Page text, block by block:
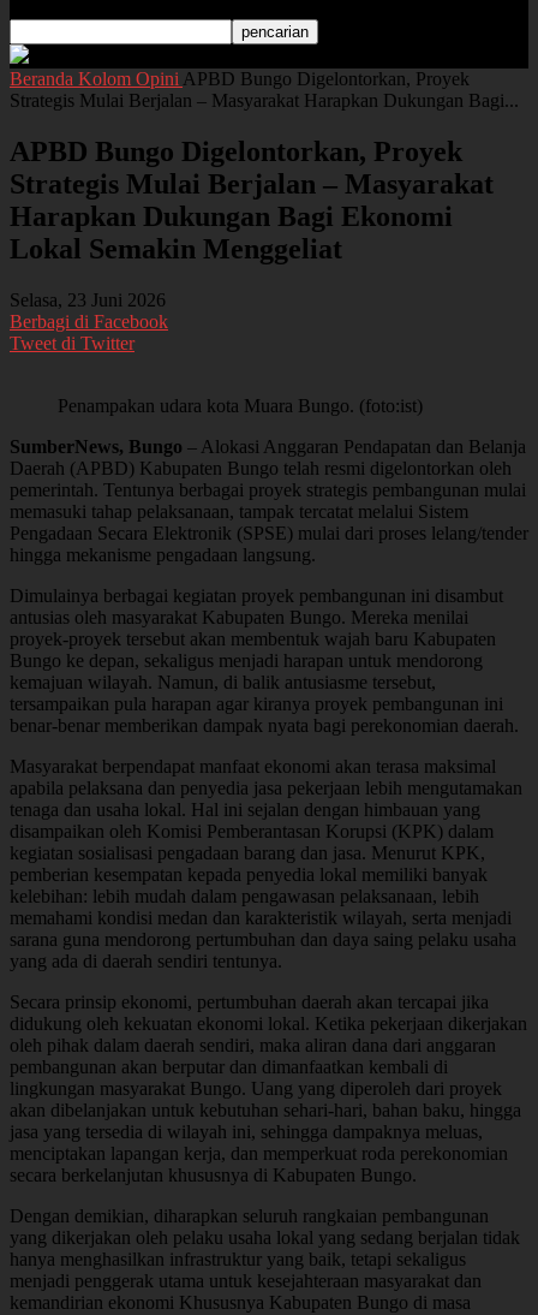
Beranda Kolom Opini APBD Bungo Digelontorkan, Proyek
Strategis Mulai Berjalan – Masyarakat Harapkan Dukungan Bagi...
APBD Bungo Digelontorkan, Proyek
Strategis Mulai Berjalan – Masyarakat
Harapkan Dukungan Bagi Ekonomi
Lokal Semakin Menggeliat
Selasa, 23 Juni 2026
Berbagi di Facebook
Tweet di Twitter
Penampakan udara kota Muara Bungo. (foto:ist)
SumberNews, Bungo – Alokasi Anggaran Pendapatan dan Belanja
Daerah (APBD) Kabupaten Bungo telah resmi digelontorkan oleh
pemerintah. Tentunya berbagai proyek strategis pembangunan mulai
memasuki tahap pelaksanaan, tampak tercatat melalui Sistem
Pengadaan Secara Elektronik (SPSE) mulai dari proses lelang/tender
hingga mekanisme pengadaan langsung.
Dimulainya berbagai kegiatan proyek pembangunan ini disambut
antusias oleh masyarakat Kabupaten Bungo. Mereka menilai
proyek-proyek tersebut akan membentuk wajah baru Kabupaten
Bungo ke depan, sekaligus menjadi harapan untuk mendorong
kemajuan wilayah. Namun, di balik antusiasme tersebut,
tersampaikan pula harapan agar kiranya proyek pembangunan ini
benar-benar memberikan dampak nyata bagi perekonomian daerah.
Masyarakat berpendapat manfaat ekonomi akan terasa maksimal
apabila pelaksana dan penyedia jasa pekerjaan lebih mengutamakan
tenaga dan usaha lokal. Hal ini sejalan dengan himbauan yang
disampaikan oleh Komisi Pemberantasan Korupsi (KPK) dalam
kegiatan sosialisasi pengadaan barang dan jasa. Menurut KPK,
pemberian kesempatan kepada penyedia lokal memiliki banyak
kelebihan: lebih mudah dalam pengawasan pelaksanaan, lebih
memahami kondisi medan dan karakteristik wilayah, serta menjadi
sarana guna mendorong pertumbuhan dan daya saing pelaku usaha
yang ada di daerah sendiri tentunya.
Secara prinsip ekonomi, pertumbuhan daerah akan tercapai jika
didukung oleh kekuatan ekonomi lokal. Ketika pekerjaan dikerjakan
oleh pihak dalam daerah sendiri, maka aliran dana dari anggaran
pembangunan akan berputar dan dimanfaatkan kembali di
lingkungan masyarakat Bungo. Uang yang diperoleh dari proyek
akan dibelanjakan untuk kebutuhan sehari-hari, bahan baku, hingga
jasa yang tersedia di wilayah ini, sehingga dampaknya meluas,
menciptakan lapangan kerja, dan memperkuat roda perekonomian
secara berkelanjutan khususnya di Kabupaten Bungo.
Dengan demikian, diharapkan seluruh rangkaian pembangunan
yang dikerjakan oleh pelaku usaha lokal yang sedang berjalan tidak
hanya menghasilkan infrastruktur yang baik, tetapi sekaligus
menjadi penggerak utama untuk kesejahteraan masyarakat dan
kemandirian ekonomi Khususnya Kabupaten Bungo di masa